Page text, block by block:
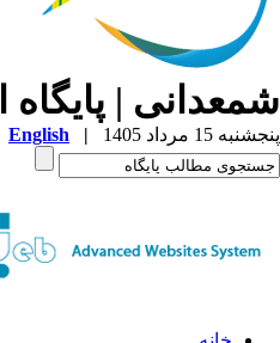
شمعدانی | پایگاه
پنجشنبه 15 مرداد 1405 |
English